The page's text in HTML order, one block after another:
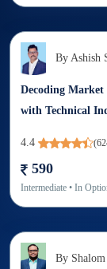
By Ashish
Decoding
with Technical
4.4 (
590
Intermediate • In
By